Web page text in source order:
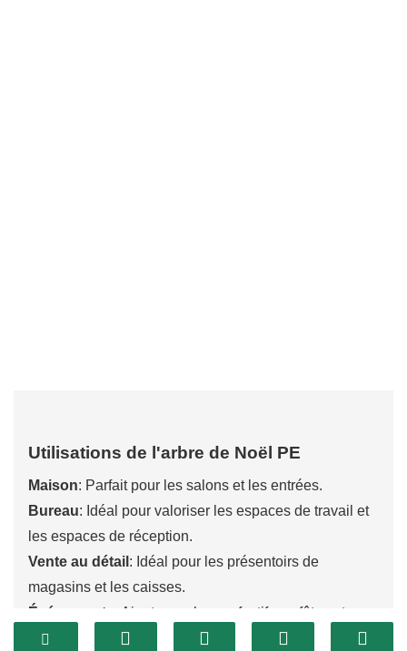
Utilisations de l'arbre de Noël PE
Maison: Parfait pour les salons et les entrées.
Bureau: Idéal pour valoriser les espaces de travail et
les espaces de réception.
Vente au détail : Idéal pour les présentoirs de
magasins et les caisses.
Événements
: Ajoute un charme festif aux fêtes et aux
rassemblements.